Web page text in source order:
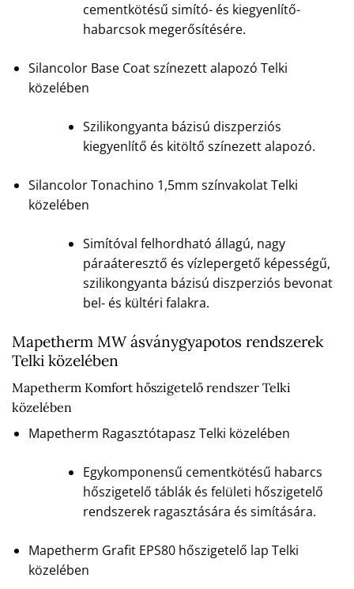
cementkötésű simító- és kiegyenlítő-
habarcsok megerősítésére.
Silancolor Base Coat színezett alapozó Telki
közelében
Szilikongyanta bázisú diszperziós
kiegyenlítő és kitöltő színezett alapozó.
Silancolor Tonachino 1,5mm színvakolat Telki
közelében
Simítóval felhordható állagú, nagy
páraáteresztő és vízlepergető képességű,
szilikongyanta bázisú diszperziós bevonat
bel- és kültéri falakra.
Mapetherm MW ásványgyapotos rendszerek
Telki közelében
Mapetherm Komfort hőszigetelő rendszer Telki
közelében
Mapetherm Ragasztótapasz Telki közelében
Egykomponensű cementkötésű habarcs
hőszigetelő táblák és felületi hőszigetelő
rendszerek ragasztására és simítására.
Mapetherm Grafit EPS80 hőszigetelő lap Telki
közelében